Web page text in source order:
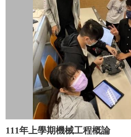
出美國主流的時代潮流演變。我很
做超級盃廣告的相關研究，我覺得
察。 在這二十年之間，超級盃廣
異。例如，以前的啤酒廣告非常非
廣告變少了，我甚至看到了前所未
聞上看到，美國人的烈酒銷售在市
酒，顯示出超級盃廣告的確很具有
我驚訝的，是出現了軟調的宗教廣
會某個面向的極端化，很值得推敲
刻意被呈現的是所謂的
出現一定比例的少數族裔、女性、
Bisexual, Transgender, Queer or
and More)、銀髮族等。每次重大比
玉米更也不是拿來吃的，是餵養用
道）。出國前帶著各種的期望與想
有的徹底相反，也有的還未完成。
才會發生，本來對於人生的期盼就
換了地點，人生就一切完美，或人
歷程也只有走過才會體會。 研究
課、習慣生活，最讓我頭痛的就是
確切的說：問到對的問題。幾乎前
的事：閱讀文獻、簡報給指導教授
有好的問題、換新領域，然後再做
結束，我就在想還是念個碩士就去
連三，在剛暴風雪結束的後幾天，
讓我連研究都不用做了，一天中發
111年上學期機械工程概論